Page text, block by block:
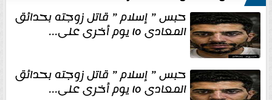
حبس ” إسلام ” قاتل زوجته بحدائق
المعادى ١٥ يوم أخرى على...
حبس ” إسلام ” قاتل زوجته بحدائق
المعادى ١٥ يوم أخرى على...